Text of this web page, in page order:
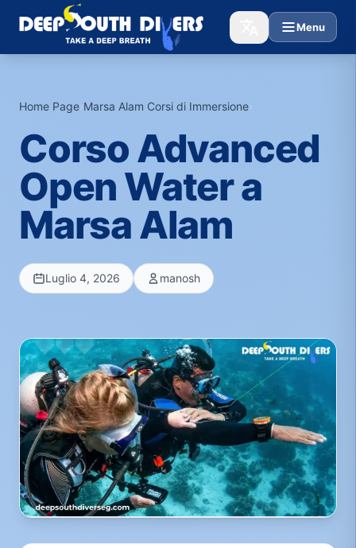
Menu
Home Page›Marsa Alam Corsi di Immersione›
Corso Advanced
Open Water a
Marsa Alam
Luglio 4, 2026 manosh